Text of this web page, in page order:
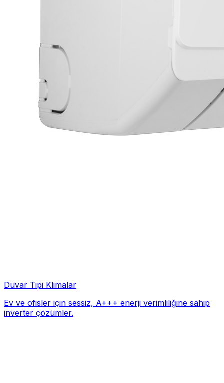
Duvar Tipi Klimalar
Ev ve ofisler için sessiz, A+++ enerji verimliliğine sahip
inverter çözümler.